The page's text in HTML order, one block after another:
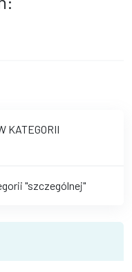
KATEGORII
"szczególnej"